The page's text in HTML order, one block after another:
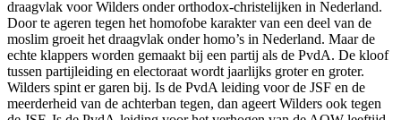
draagvlak voor Wilders onder orthodox-christelijken in Nederland.
Door te ageren tegen het homofobe karakter van een deel van de
moslim groeit het draagvlak onder homo’s in Nederland. Maar de
echte klappers worden gemaakt bij een partij als de PvdA. De kloof
tussen partijleiding en electoraat wordt jaarlijks groter en groter.
Wilders spint er garen bij. Is de PvdA leiding voor de JSF en de
meerderheid van de achterban tegen, dan ageert Wilders ook tegen